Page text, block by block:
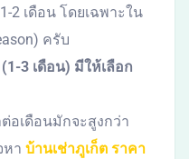
2 เดือน โดยเฉพาะใน
ครับ
3 เดือน) มีให้เลือก
อเดือนมักจะสูงกว่า
หา บ้านเช่าภูเก็ต ราคา